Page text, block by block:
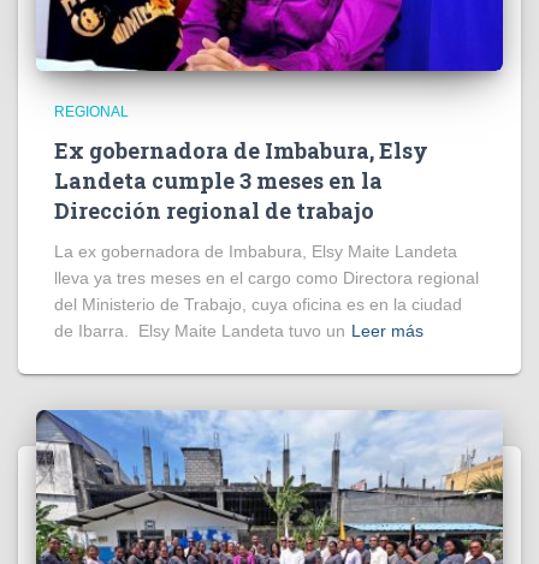
REGIONAL
Ex gobernadora de Imbabura, Elsy
Landeta cumple 3 meses en la
Dirección regional de trabajo
La ex gobernadora de Imbabura, Elsy Maite Landeta
lleva ya tres meses en el cargo como Directora regional
del Ministerio de Trabajo, cuya oficina es en la ciudad
de Ibarra. Elsy Maite Landeta tuvo un Leer más